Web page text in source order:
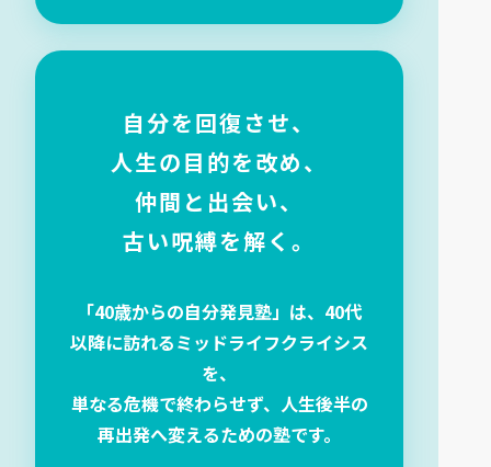
自分を回復させ、
人生の目的を改め、
仲間と出会い、
古い呪縛を解く。
「40歳からの自分発見塾」は、40代
以降に訪れるミッドライフクライシス
を、
単なる危機で終わらせず、人生後半の
再出発へ変えるための塾です。